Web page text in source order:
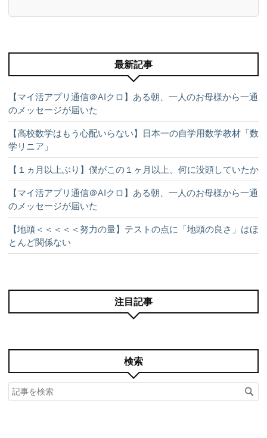
最新記事
【マイ活アプリ通信＠AIクロ】ある朝、一人のお母様から一通
のメッセージが届いた
【高校数学はもう心配いらない】日本一の自学用数学教材「数
学リニア」
【１ヵ月以上ぶり】僕がこの１ヶ月以上、何に没頭していたか
【マイ活アプリ通信＠AIクロ】ある朝、一人のお母様から一通
のメッセージが届いた
【地頭＜＜＜＜＜努力の量】テストの点に「地頭の良さ」はほ
とんど関係ない
注目記事
検索